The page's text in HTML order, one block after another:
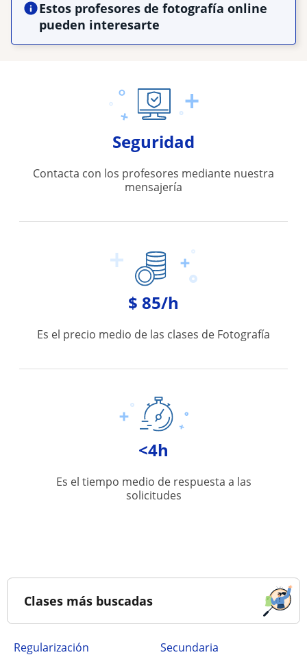
Estos profesores de fotografía online
pueden interesarte
Seguridad
Contacta con los profesores mediante nuestra
mensajería
$ 85/h
Es el precio medio de las clases de Fotografía
<4h
Es el tiempo medio de respuesta a las
solicitudes
Clases más buscadas
Regularización
secundaria